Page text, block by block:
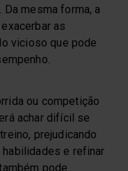
mesma forma, a
as
vicioso que pode
ou competição
achar difícil se
prejudicando
habilidades e refinar
pode